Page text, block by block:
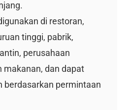
di restoran,
tinggi, pabrik,
perusahaan
makanan, dan dapat
berdasarkan permintaan